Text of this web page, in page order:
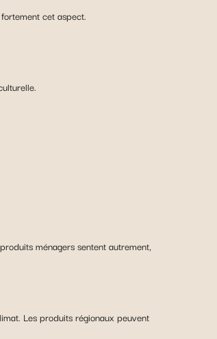
cet aspect.
ménagers sentent autrement,
Les produits régionaux peuvent